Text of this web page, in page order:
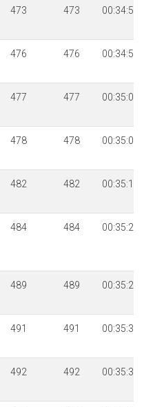
473 473 00:34:50
476 476 00:34:59
477 477 00:35:02
478 478 00:35:05
482 482 00:35:18
484 484 00:35:20
489 489 00:35:29
491 491 00:35:33
492 492 00:35:35